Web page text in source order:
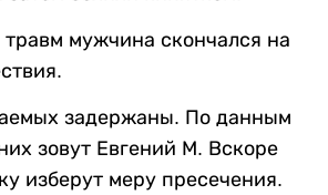
мужчина скончался на
задержаны. По данным
зовут Евгений М. Вскоре
изберут меру пресечения.